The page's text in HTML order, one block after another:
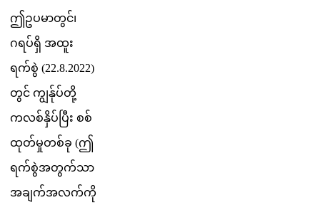
ဤဥပမတင၊
ဂရပရ အထ
ရကစ (22.8.2022)
တင ကနပတ
ကလစနပ ပ စစ
ထတမတစခ (ဤ
ရကစအတကသ
အခကအလကက